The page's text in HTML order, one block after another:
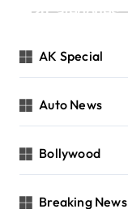
Categories
AK Special
Auto News
Bollywood
Breaking News